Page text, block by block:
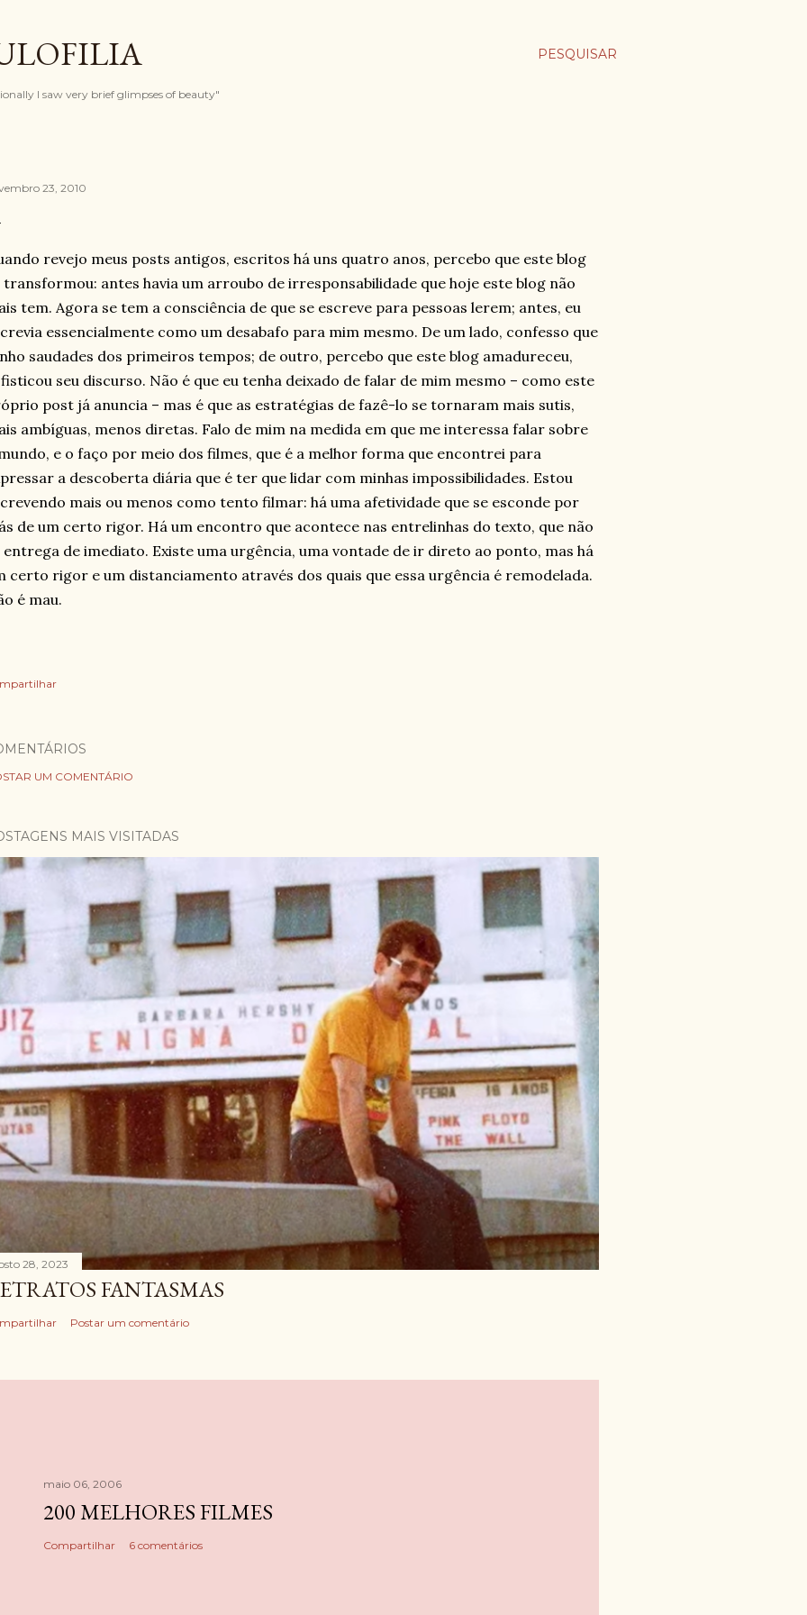
PESQUISAR
I saw very brief glimpses of beauty"
23, 2010
revejo meus posts antigos, escritos há uns quatro anos, percebo que este blog
transformou: antes havia um arroubo de irresponsabilidade que hoje este blog não
tem. Agora se tem a consciência de que se escreve para pessoas lerem; antes, eu
essencialmente como um desabafo para mim mesmo. De um lado, confesso que
saudades dos primeiros tempos; de outro, percebo que este blog amadureceu,
seu discurso. Não é que eu tenha deixado de falar de mim mesmo – como este
post já anuncia – mas é que as estratégias de fazê-lo se tornaram mais sutis,
ambíguas, menos diretas. Falo de mim na medida em que me interessa falar sobre
e o faço por meio dos filmes, que é a melhor forma que encontrei para
a descoberta diária que é ter que lidar com minhas impossibilidades. Estou
mais ou menos como tento filmar: há uma afetividade que se esconde por
de um certo rigor. Há um encontro que acontece nas entrelinhas do texto, que não
entrega de imediato. Existe uma urgência, uma vontade de ir direto ao ponto, mas há
certo rigor e um distanciamento através dos quais que essa urgência é remodelada.
é mau.
UM COMENTÁRIO
MAIS VISITADAS
28, 2023
FANTASMAS
Postar um comentário
maio 06, 2006
200 MELHORES FILMES
Compartilhar 6 comentários